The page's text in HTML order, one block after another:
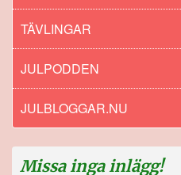
TÄVLINGAR
JULPODDEN
JULBLOGGAR.NU
Missa inga inlägg!